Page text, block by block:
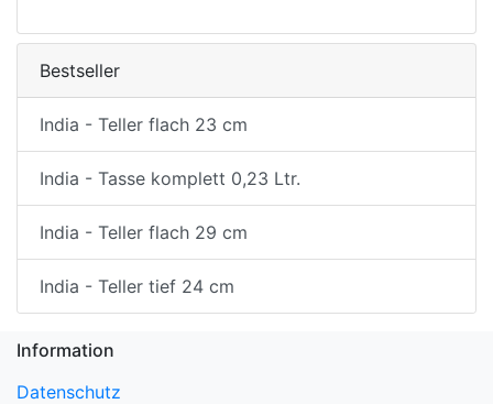
Bestseller
India - Teller flach 23 cm
India - Tasse komplett 0,23 Ltr.
India - Teller flach 29 cm
India - Teller tief 24 cm
Information
Datenschutz